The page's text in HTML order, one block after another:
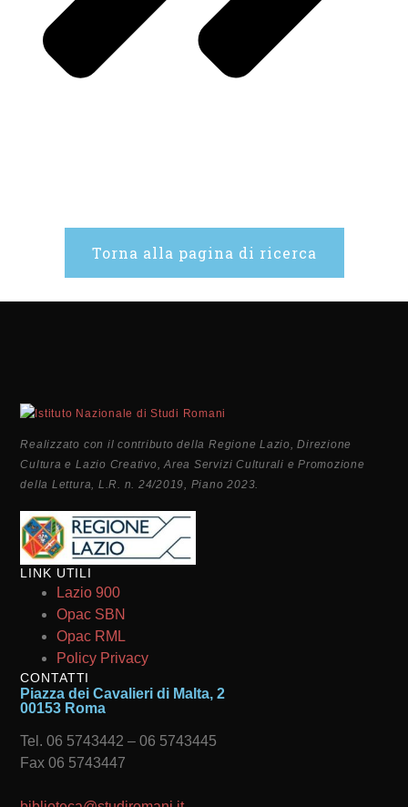
Torna alla pagina di ricerca
Realizzato con il contributo della Regione Lazio, Direzione
Cultura e Lazio Creativo, Area Servizi Culturali e Promozione
della Lettura, L.R. n. 24/2019, Piano 2023.
LINK UTILI
Lazio 900
Opac SBN
Opac RML
Policy Privacy
CONTATTI
Piazza dei Cavalieri di Malta, 2
00153 Roma
Tel. 06 5743442 – 06 5743445
Fax 06 5743447